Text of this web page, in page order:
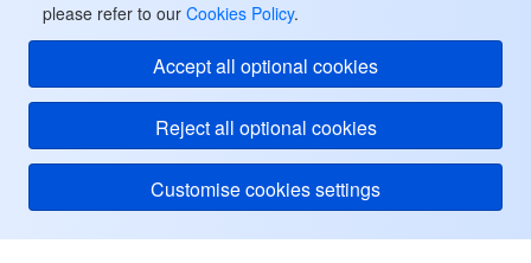
please refer to our Cookies Policy.
Accept all optional cookies
Reject all optional cookies
Customise cookies settings
Elastic Network Interface
NAT Gateway
Peering Connection
Data Security Audit
Audio Moderation System
Video Moderation System
Customer Identity and Access Management
Web Application Firewall
Cloud Workload Protection Platform
Tencent Container Security Service
アプリケーションセキュリティ
Mobile Security
Security Token Service
ドメインとウェブサイト
Domains
SSL Certificates
エンタープライズアプリケーション
Tencent Ecard
オフィスコラボレーション